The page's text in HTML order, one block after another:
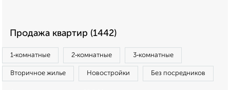
Продажа квартир (1442)
1‑комнатные 2‑комнатные 3‑комнатные
Вторичное жилье Новостройки Без посредников